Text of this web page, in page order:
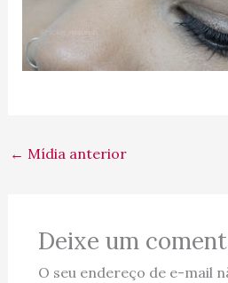
← Mídia anterior
Deixe um
O seu endereço de e-mail